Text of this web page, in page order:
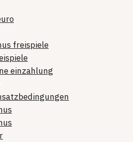
freispiele
einzahlung